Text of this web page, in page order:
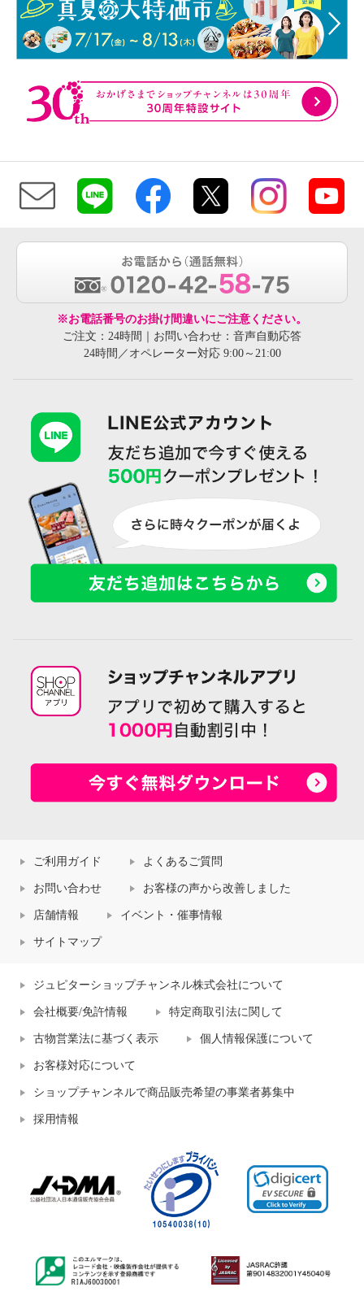
※お電話番号のお掛け間違いにご注意ください。
ご注文：24時間｜お問い合わせ：音声自動応答
24時間／オペレーター対応 9:00～21:00
ご利用ガイド よくあるご質問
お問い合わせ お客様の声から改善しました
店舗情報 イベント・催事情報
サイトマップ
ジュピターショップチャンネル株式会社について
会社概要/免許情報 特定商取引法に関して
古物営業法に基づく表示 個人情報保護について
お客様対応について
ショップチャンネルで商品販売希望の事業者募集中
採用情報